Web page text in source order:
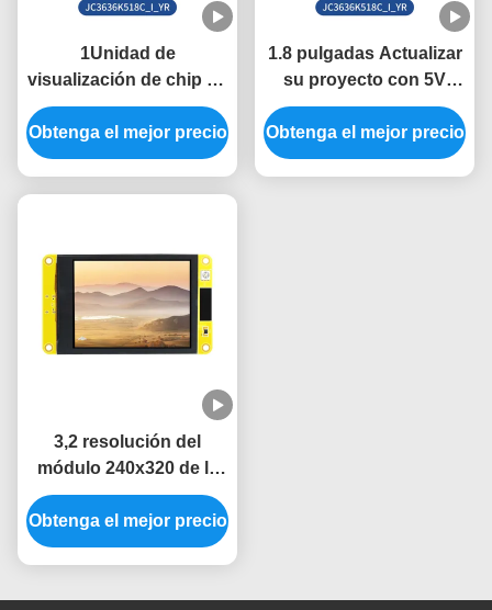
1Unidad de
visualización de chip de
conductor ESP32 para
sistemas de control
industrial
Obtenga el mejor precio
1.8 pulgadas Actualizar
su proyecto con 5V
ESP32 Modulo de
visualización y 360 * 360
Resolución
Obtenga el mejor precio
3,2 resolución del
módulo 240x320 de la
exhibición de TFT LVGL
LCD ESP32 de la
pulgada
Obtenga el mejor precio